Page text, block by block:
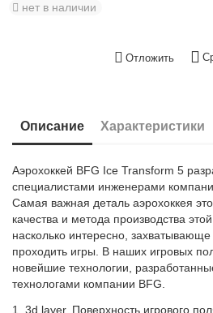
нет в наличии
Отложить
Описание Характеристики
Аэрохоккей BFG Ice Transform 5
специалистами инженерами
Самая важная деталь аэрохоккея
качества и метода производства
насколько интересно,
проходить игры. В наших игровых
новейшие технологии,
технологами компании BFG.
1. 3d layer. Поверхность игрового